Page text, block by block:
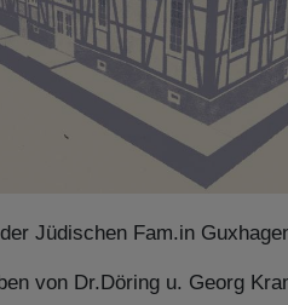
Jüdischen Fam.in
von Dr.Döring u. Georg